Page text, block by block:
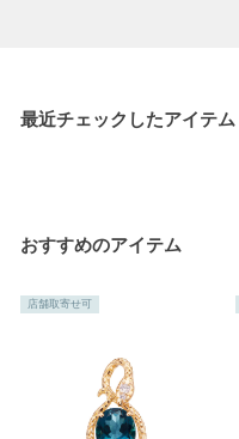
最近チェックしたアイテム
おすすめのアイテム
店舗取寄せ可